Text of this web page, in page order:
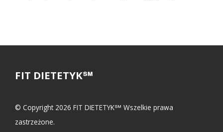
FIT DIETETYK℠
© Copyright 2026 FIT DIETETYK℠ Wszelkie prawa
zastrzeżone.